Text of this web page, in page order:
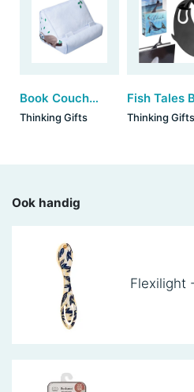
Book Couch - Sloth
Thinking Gifts Thinking Gifts
Ook handig
Flexilight